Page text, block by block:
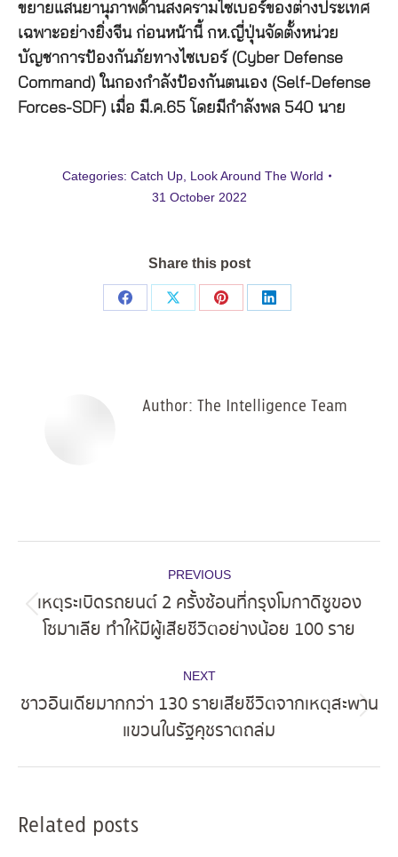
ขยายแสนยานุภาพด้านสงครามไซเบอร์ของต่างประเทศ
เฉพาะอย่างยิ่งจีน ก่อนหน้านี้ กห.ญี่ปุ่นจัดตั้งหน่วย
บัญชาการป้องกันภัยทางไซเบอร์ (Cyber Defense
Command) ในกองกำลังป้องกันตนเอง (Self-Defense
Forces-SDF) เมื่อ มี.ค.65 โดยมีกำลังพล 540 นาย
Categories: Catch Up, Look Around The World
31 October 2022
Share this post
Share
Share
Share
Share
Author: The Intelligence Team
navigation
PREVIOUS
post:
เหตุระเบิดรถยนต์ 2 ครั้งซ้อนที่กรุงโมกาดิชูของ
โซมาเลีย ทำให้มีผู้เสียชีวิตอย่างน้อย 100 ราย
NEXT
post:
ชาวอินเดียมากกว่า 130 รายเสียชีวิตจากเหตุสะพาน
แขวนในรัฐคุชราตถล่ม
Related posts